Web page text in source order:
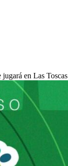
en Las Toscas